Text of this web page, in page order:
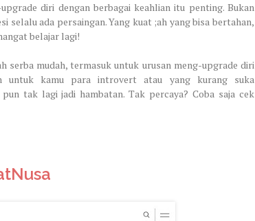
diri dengan berbagai keahlian itu penting. Bukan
selalu ada persaingan. Yang kuat ;ah yang bisa bertahan,
belajar lagi!
serba mudah, termasuk untuk urusan meng-upgrade diri
untuk kamu para introvert atau yang kurang suka
tak lagi jadi hambatan. Tak percaya? Coba saja cek